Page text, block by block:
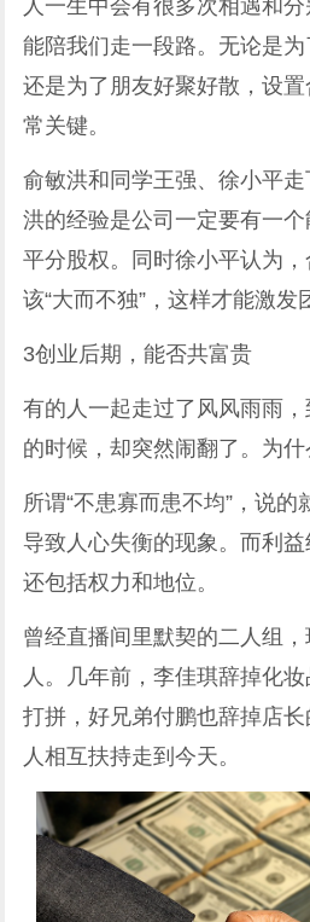
人一生中会有很多次相遇和
能陪我们走一段路。无论是为
还是为了朋友好聚好散，设
常关键。
俞敏洪和同学王强、徐小平
洪的经验是公司一定要有一
平分股权。同时徐小平认为
该“大而不独”，这样才能激发
3创业后期，能否共富贵
有的人一起走过了风风雨雨
的时候，却突然闹翻了。为什
所谓“不患寡而患不均”，说的
导致人心失衡的现象。而利益
还包括权力和地位。
曾经直播间里默契的二人组
人。几年前，李佳琪辞掉化
打拼，好兄弟付鹏也辞掉店
人相互扶持走到今天。